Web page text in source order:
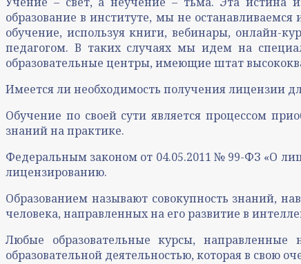
образование в институте, мы не
обучение, используя книги, вебинары, онлайн-
педагогом. В таких случаях мы идем на
образовательные центры, имеющие штат
Имеется ли необходимость получения лицензии
Обучение по своей сути является процессом
знаний на практике.
Федеральным законом от 04.05.2011 № 99-ФЗ «О
лицензированию.
Образованием называют совокупность знаний,
человека, направленных на его развитие в
Любые образовательные курсы,
образовательной деятельностью, которая в свою